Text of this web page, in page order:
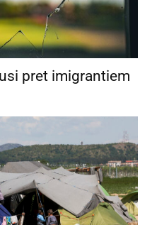
pret imigrantiem